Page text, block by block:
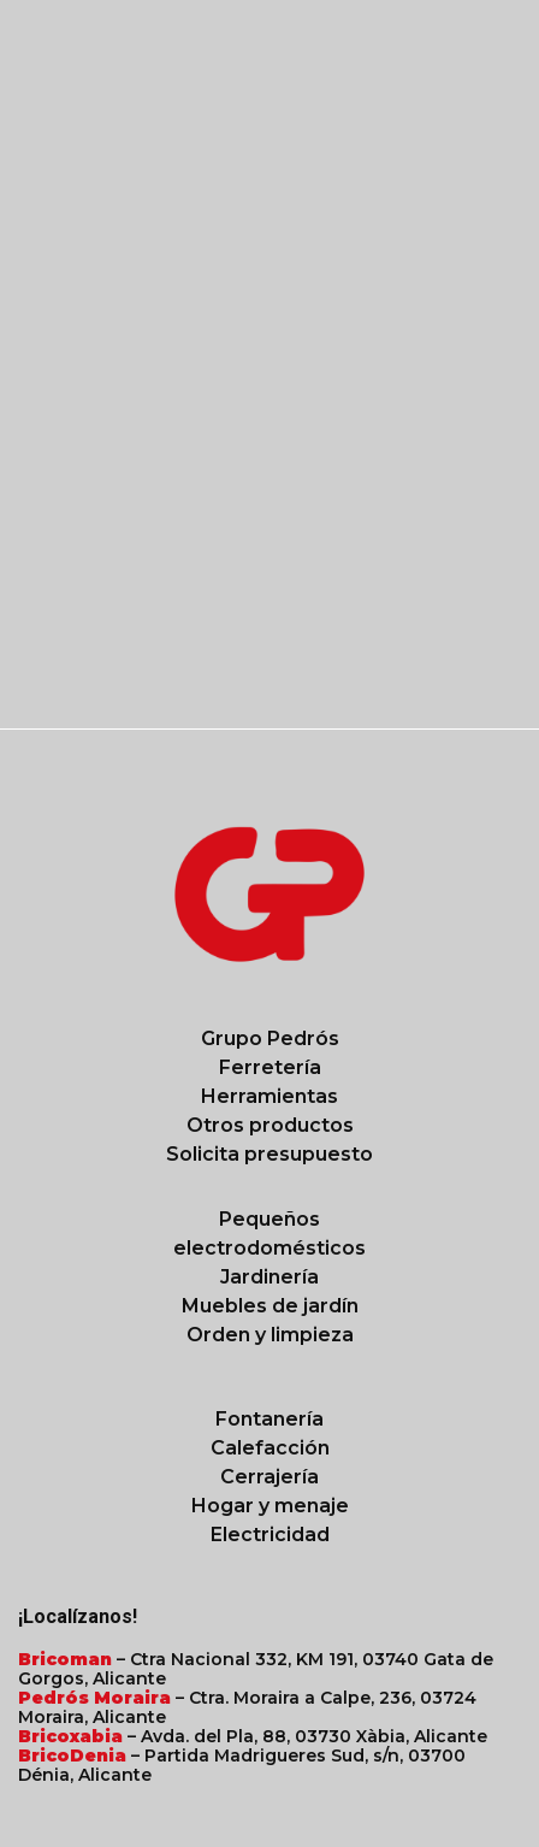
Grupo Pedrós
Ferretería
Herramientas
Otros productos
Solicita presupuesto
Pequeños
electrodomésticos
Jardinería
Muebles de jardín
Orden y limpieza
Fontanería
Calefacción
Cerrajería
Hogar y menaje
Electricidad
¡Localízanos!
Bricoman – Ctra Nacional 332, KM 191, 03740 Gata de
Gorgos, Alicante
Pedrós Moraira – Ctra. Moraira a Calpe, 236, 03724
Moraira, Alicante
Bricoxabia – Avda. del Pla, 88, 03730 Xàbia, Alicante
BricoDenia – Partida Madrigueres Sud, s/n, 03700
Dénia, Alicante